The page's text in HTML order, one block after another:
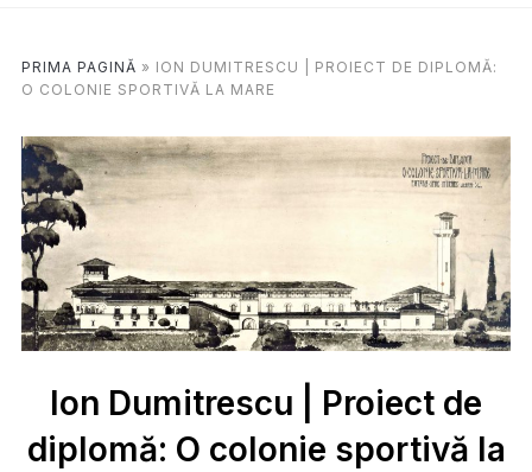
PRIMA PAGINĂ » ION DUMITRESCU | PROIECT DE DIPLOMĂ:
O COLONIE SPORTIVĂ LA MARE
Ion Dumitrescu | Proiect de
diplomă: O colonie sportivă la